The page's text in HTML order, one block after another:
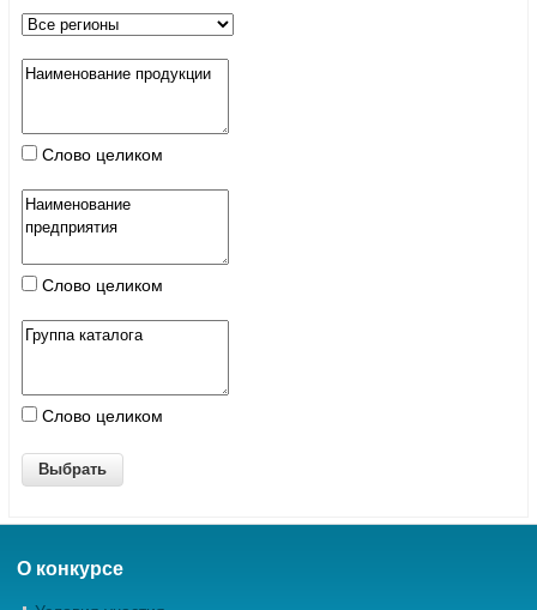
Слово целиком
Слово целиком
Слово целиком
О конкурсе